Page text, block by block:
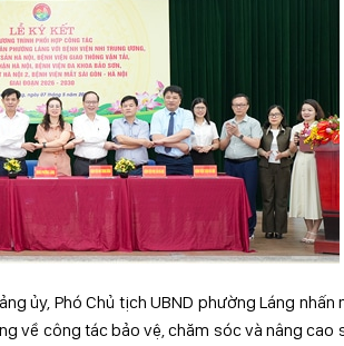
ủy, Phó Chủ tịch UBND phường Láng nhấn
về công tác bảo vệ, chăm sóc và nâng cao